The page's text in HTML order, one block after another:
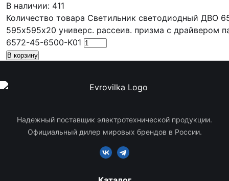
В наличии: 411
Количество товара Светильник светодиодный ДВО
595х595х20 универс. рассеив. призма с драйвером
6572-45-6500-K01
В корзину
Надежный поставщик электротехнической продукции.
Официальный дилер мировых брендов в России.